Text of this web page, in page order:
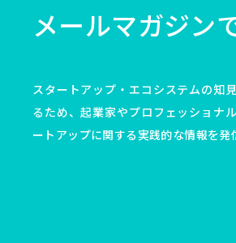
メールマガジンで
スタートアップ・エコシステムの知
るため、起業家やプロフェッショナ
ートアップに関する実践的な情報を発